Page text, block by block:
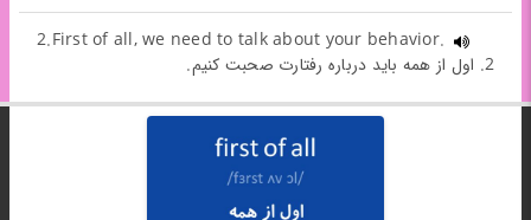
2.First of all, we need to talk about your behavior.
2. اول از همه باید درباره رفتارت صحبت کنیم.